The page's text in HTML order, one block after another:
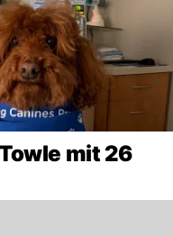
mit 26